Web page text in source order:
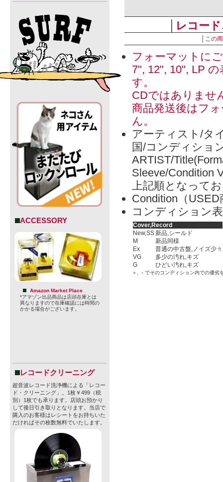
ACCESSORY
Amazon Market Place
*アマゾン出品商品は店頭在庫とは
異なりますので在庫確認には時間の
かかる場合がございます。
レコードクリーニング
超音波レコード洗浄機による「レコー
ド・クリーニング」。1枚￥499（税
別）1枚でも承ります。店頭お預かり
して後日引き取りとなります。当店で
購入のお客様はレシートをお持ちいた
だければその枚数無料でいたします。
レコー
この
フォーマットに
7", 12", 10", LP
す。
CDではありませ
商品発送後はフ
ん。
アーティスト/タ
国/コンディショ
ARTIST/
Sleeve/Condition
上記順となって
Condition（
コンディション
Cover,Record
New,SS新品,シールド
M
新品同様
Ex
普通の中古盤,ノイズ少々
VG
多少の汚れ,キズ
G
ひどい汚れ,キズ
＋, －でそのコンディション内での優劣